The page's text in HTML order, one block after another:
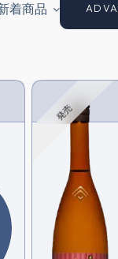
着商品
発売